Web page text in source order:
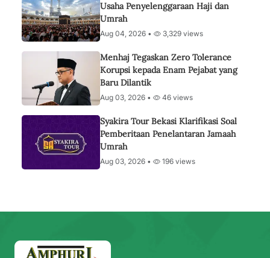
Usaha Penyelenggaraan Haji dan
Umrah
Aug 04, 2026 • 3,329 views
Menhaj Tegaskan Zero Tolerance
Korupsi kepada Enam Pejabat yang
Baru Dilantik
Aug 03, 2026 • 46 views
Syakira Tour Bekasi Klarifikasi Soal
Pemberitaan Penelantaran Jamaah
Umrah
Aug 03, 2026 • 196 views